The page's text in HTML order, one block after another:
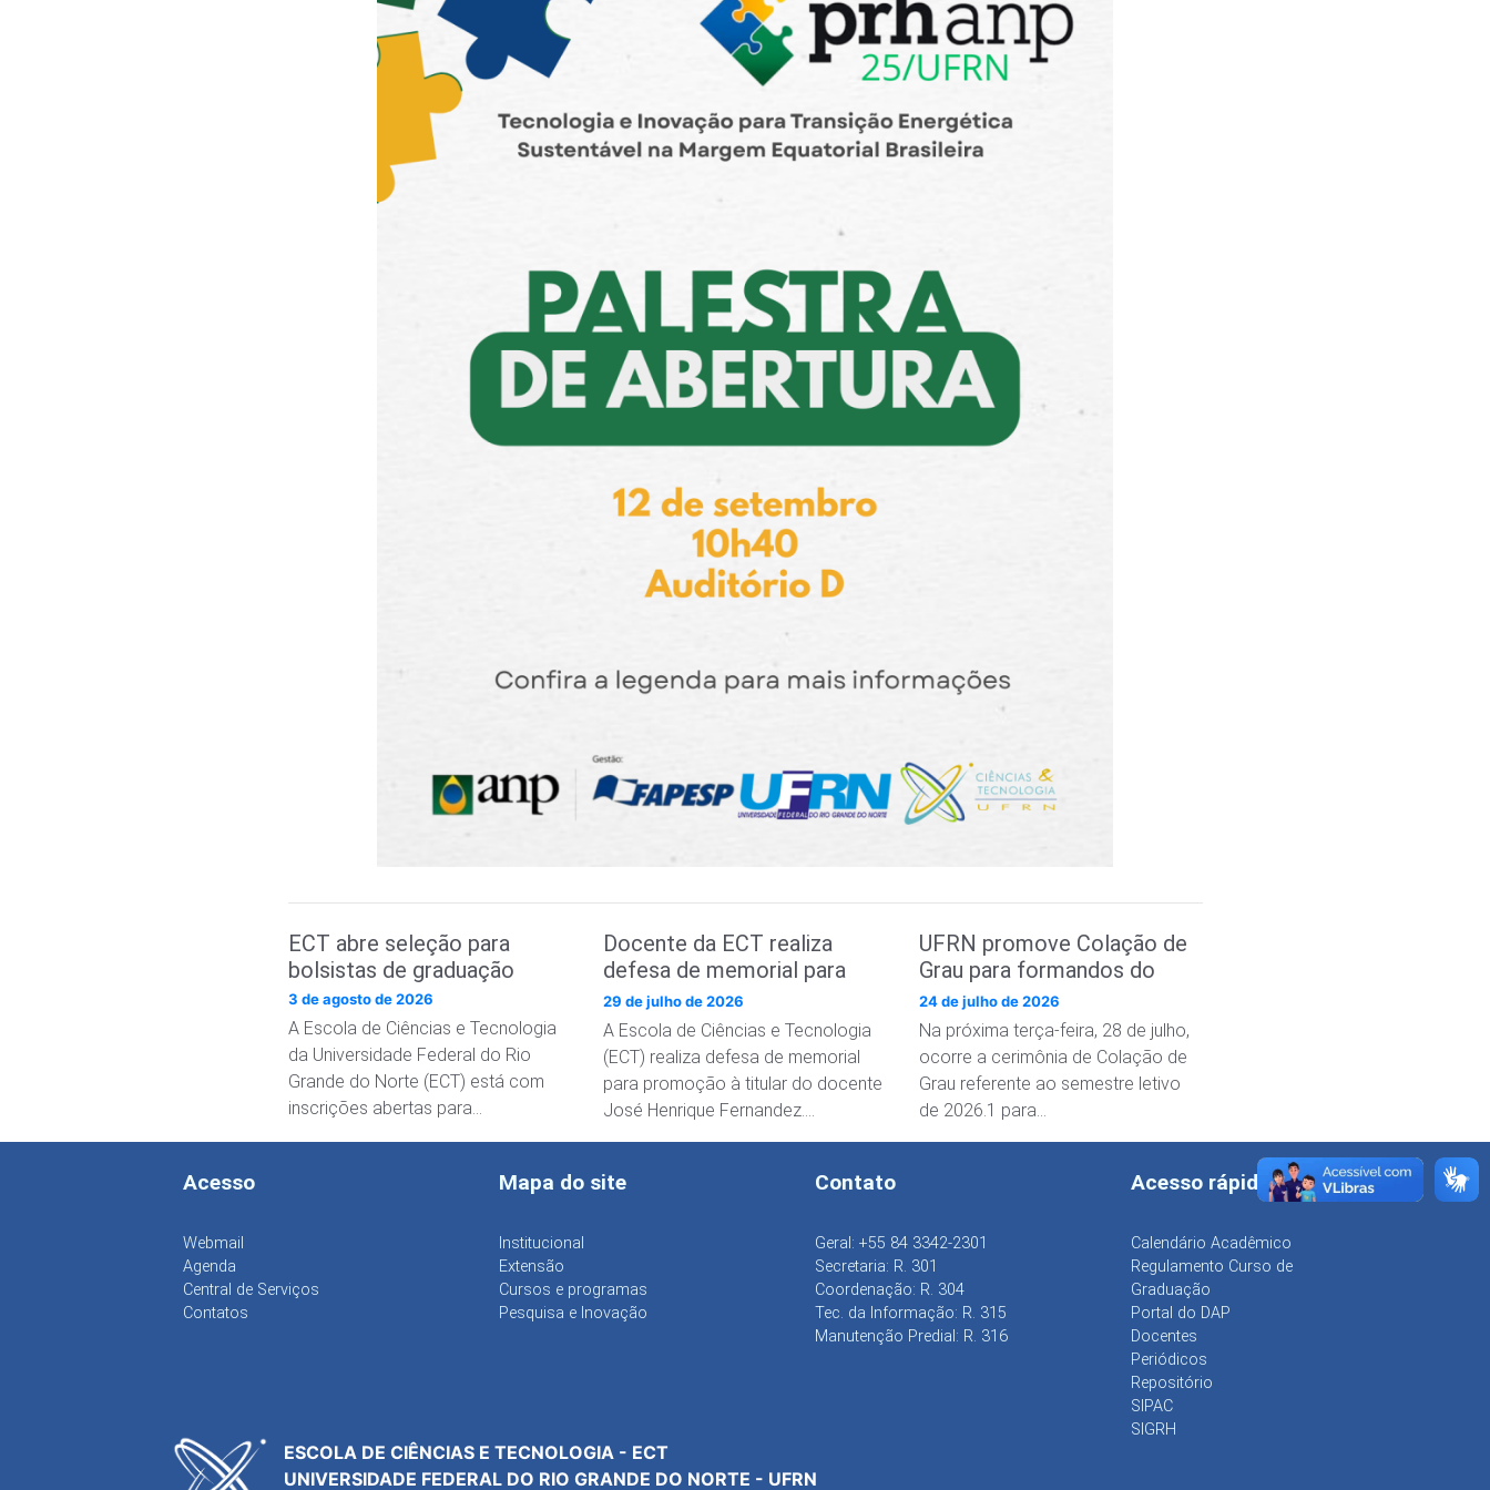
ECT abre seleção para
bolsistas de graduação
3 de agosto de 2026
A Escola de Ciências e Tecnologia
da Universidade Federal do Rio
Grande do Norte (ECT) está com
inscrições abertas para…
Docente da ECT realiza
defesa de memorial para
promoção à classe Titular
29 de julho de 2026
A Escola de Ciências e Tecnologia
(ECT) realiza defesa de memorial
para promoção à titular do docente
José Henrique Fernandez….
UFRN promove Colação de
Grau para formandos do
curso de Ciências e
Tecnologia
24 de julho de 2026
Na próxima terça-feira, 28 de julho,
ocorre a cerimônia de Colação de
Grau referente ao semestre letivo
de 2026.1 para…
Acesso
Webmail
Agenda
Central de Serviços
Contatos
Mapa do site
Institucional
Extensão
Cursos e programas
Pesquisa e Inovação
Contato
Geral: +55 84 3342-2301
Secretaria: R. 301
Coordenação: R. 304
Tec. da Informação: R. 315
Manutenção Predial: R. 316
Acesso rápido
Calendário Acadêmico
Regulamento Curso de
Graduação
Portal do DAP
Docentes
Periódicos
Repositório
SIPAC
SIGRH
ESCOLA DE CIÊNCIAS E TECNOLOGIA - ECT
UNIVERSIDADE FEDERAL DO RIO GRANDE DO NORTE - UFRN